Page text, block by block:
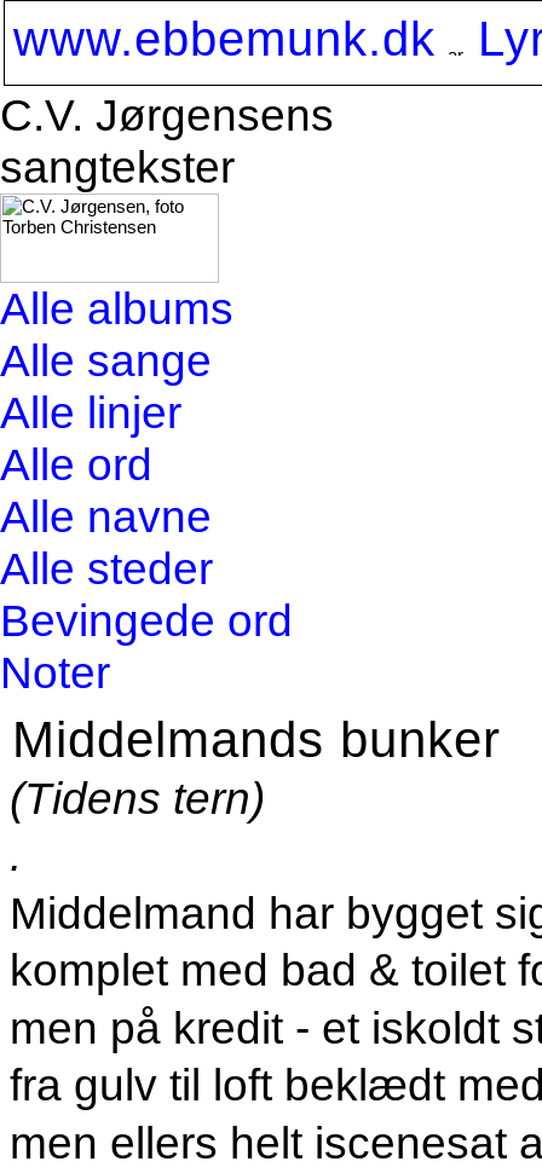
www.ebbemunk.dk
C.V. Jørgensens
sangtekster
Alle albums
Alle sange
Alle linjer
Alle ord
Alle navne
Alle steder
Bevingede ord
Noter
Middelmands bunker
(Tidens tern)
.
Middelmand har bygget
komplet med bad & toilet
men på kredit - et iskoldt
fra gulv til loft beklædt
men ellers helt iscenesat